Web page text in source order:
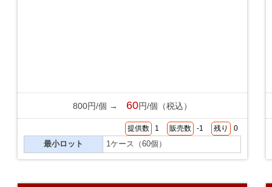
800円/個 → 60円/個（税込）
提供数 1 販売数 -1 残り 0
最小ロット 1ケース（60個）